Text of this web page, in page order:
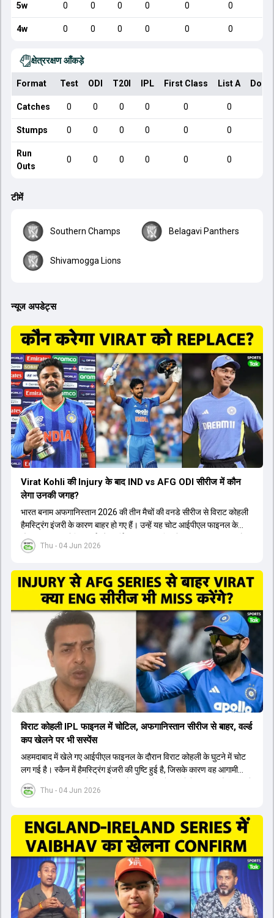
5w 0 0 0 0 0 0
4w 0 0 0 0 0 0
क्षेत्ररक्षण आँकड़े
Format Test ODI T20I IPL First Class List A
Catches 0 0 0 0 0 0
Stumps 0 0 0 0 0 0
Run
Outs
0 0 0 0 0 0
टीमें
Southern Champs Belagavi Panthers
Shivamogga Lions
न्यूज अपडेट्स
Thu - 04 Jun 2026
Virat Kohli की Injury के बाद IND vs AFG ODI सीरीज में कौन
लेगा उनकी जगह?
भारत बनाम अफगानिस्तान 2026 की तीन मैचों की वनडे सीरीज से विराट कोहली
हैमस्ट्रिंग इंजरी के कारण बाहर हो गए हैं। उन्हें यह चोट आईपीएल फाइनल के
दौरान लगी थी। रोहित शर्मा और हार्दिक पांड्या की फिटनेस पर भी अभी सवाल हैं,
इसलिए नंबर तीन पर कोहली की जगह एक मजबूत विकल्प खोजना जरूरी है। इस
रुतुराज गायकवाड़ 58.8 की लिस्ट ए औसत के साथ एक मजबूत विकल्प हैं। संजू
सैमसन भी बड़े दावेदार हैं, जिनका वनडे क्रिकेट में 56 से ज्यादा का औसत है।
यशस्वी जायसवाल को भी मौका मिल सकता है, हालांकि उनके बैटिंग ऑर्डर पर
विचार करना होगा। इसके अलावा 82 से ज्यादा की लिस्ट ए औसत वाले देवदत्त
पडिक्कल भी एक शानदार विकल्प हो सकते हैं। टीम मैनेजमेंट स्क्वाड में पहले से
मौजूद ईशान किशन को भी नंबर तीन पर खिलाने का फैसला कर सकती है।
Thu - 04 Jun 2026
विराट कोहली IPL फाइनल में चोटिल, अफगानिस्तान सीरीज से बाहर, वर्ल्ड
कप खेलने पर भी सस्पेंस
अहमदाबाद में खेले गए आईपीएल फाइनल के दौरान विराट कोहली के घुटने में चोट
लग गई है। स्कैन में हैमस्ट्रिंग इंजरी की पुष्टि हुई है, जिसके कारण वह आगामी
अफगानिस्तान सीरीज से बाहर हो गए हैं। इस चोट से उबरने में सामान्य तौर पर 4 से
12 हफ्ते का समय लग सकता है, और अगर सर्जरी की जरूरत पड़ी तो 3 से 5 महीने
सेंटर ऑफ एक्सीलेंस जाएंगे। इस गंभीर चोट के कारण 14 जुलाई से शुरू होने वाले
इंग्लैंड दौरे और आगामी वर्ल्ड कप में उनके खेलने पर सस्पेंस बन गया है। दूसरी
तरफ, आईपीएल में इम्पैक्ट प्लेयर के तौर पर खेलने वाले रोहित शर्मा को भी अभी तक
मेडिकल क्लीयरेंस नहीं मिली है। शनिवार को मुंबई में होने वाली चयन समिति की
बैठक में यह देखना अहम होगा कि क्या चयनकर्ता विराट कोहली को फिटनेस की शर्त
पर टीम में शामिल करते हैं या नहीं।